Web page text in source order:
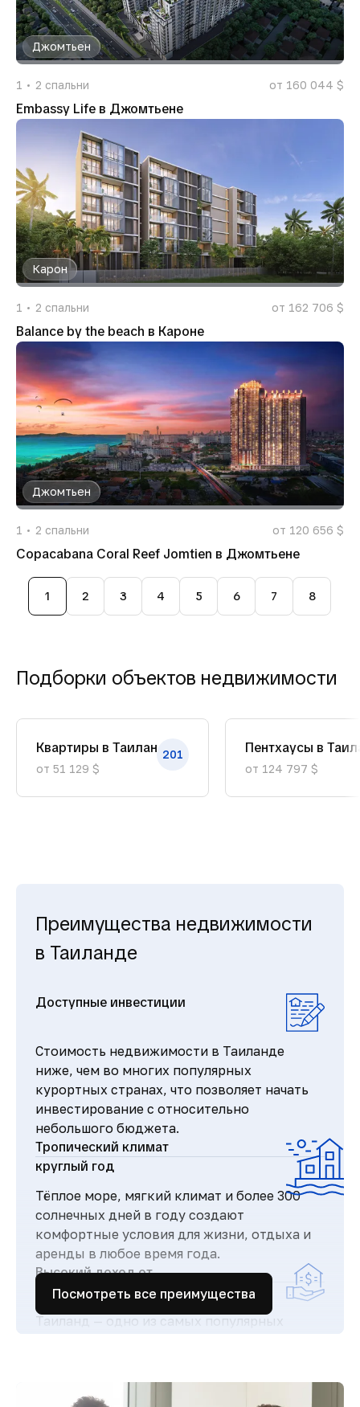
Джомтьен
1 2 спальни от 160 044 $
Embassy Life в Джомтьене
Карон
1 2 спальни от 162 706 $
Balance by the beach в Кароне
Джомтьен
1 2 спальни от 120 656 $
Copacabana Coral Reef Jomtien в Джомтьене
1 2 3 4 5 6 7 8
Подборки объектов недвижимости
Квартиры в Таиланде
от 51 129 $
201 Пентхаусы в
от 124 797 $
Преимущества недвижимости
в Таиланде
Доступные инвестиции
Стоимость недвижимости в Таиланде
ниже, чем во многих популярных
курортных странах, что позволяет начать
инвестирование с относительно
небольшого бюджета.
Тропический климат
круглый год
Тёплое море, мягкий климат и более 300
солнечных дней в году создают
комфортные условия для жизни, отдыха и
аренды в любое время года.
Высокий доход от
аренды
Таиланд — одно из самых популярных
высокий спрос на аренду недвижимости.
Простая и прозрачная
Посмотреть все преимущества